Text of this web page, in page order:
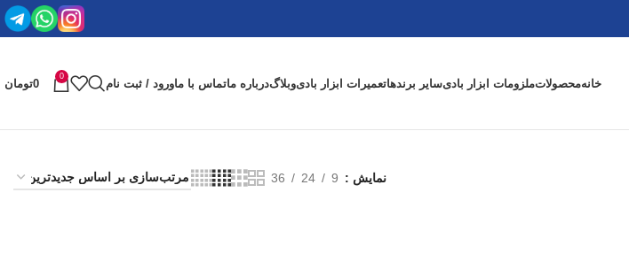
خانهمحصولاتملزومات ابزار بادیسایر برندهاتعمیرات ابزار بادیوبلاگدرباره ماتماس با ماورود / ثبت نام
0
0تومان
نمایش 9
24
36